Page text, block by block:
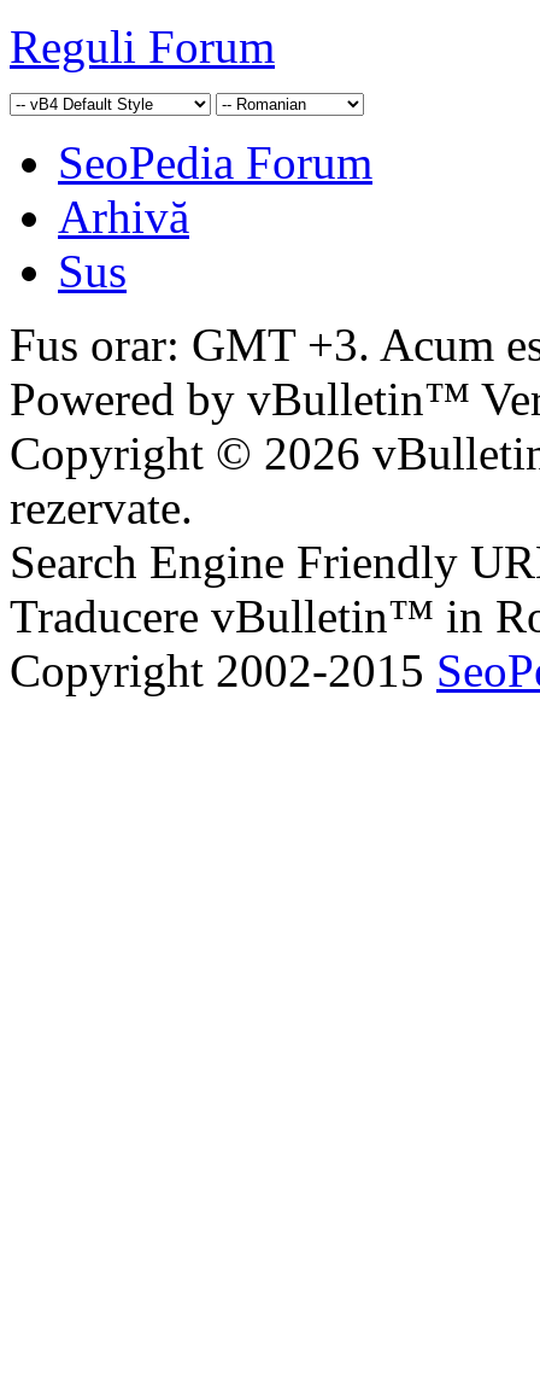
Reguli Forum
SeoPedia Forum
Arhivă
Sus
Fus orar: GMT +3. Acum
Powered by vBulletin™
Copyright © 2026
rezervate.
Search Engine Friendly
Traducere vBulletin™ in
Copyright 2002-2015